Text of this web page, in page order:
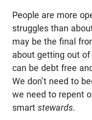
People are more
struggles than
may be the final
about getting out
can be debt free
We don’t need to
we need to repent
smart stewards.